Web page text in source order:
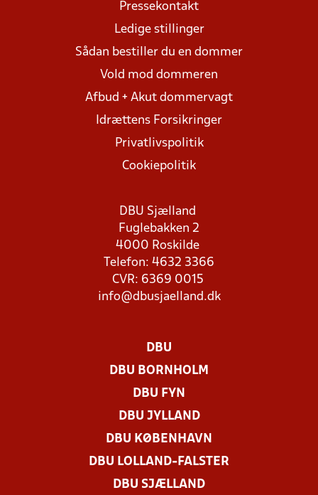
Pressekontakt
Ledige stillinger
Sådan bestiller du en dommer
Vold mod dommeren
Afbud + Akut dommervagt
Idrættens Forsikringer
Privatlivspolitik
Cookiepolitik
DBU Sjælland
Fuglebakken 2
4000 Roskilde
Telefon: 4632 3366
CVR: 6369 0015
info@dbusjaelland.dk
DBU
DBU BORNHOLM
DBU FYN
DBU JYLLAND
DBU KØBENHAVN
DBU LOLLAND-FALSTER
DBU SJÆLLAND